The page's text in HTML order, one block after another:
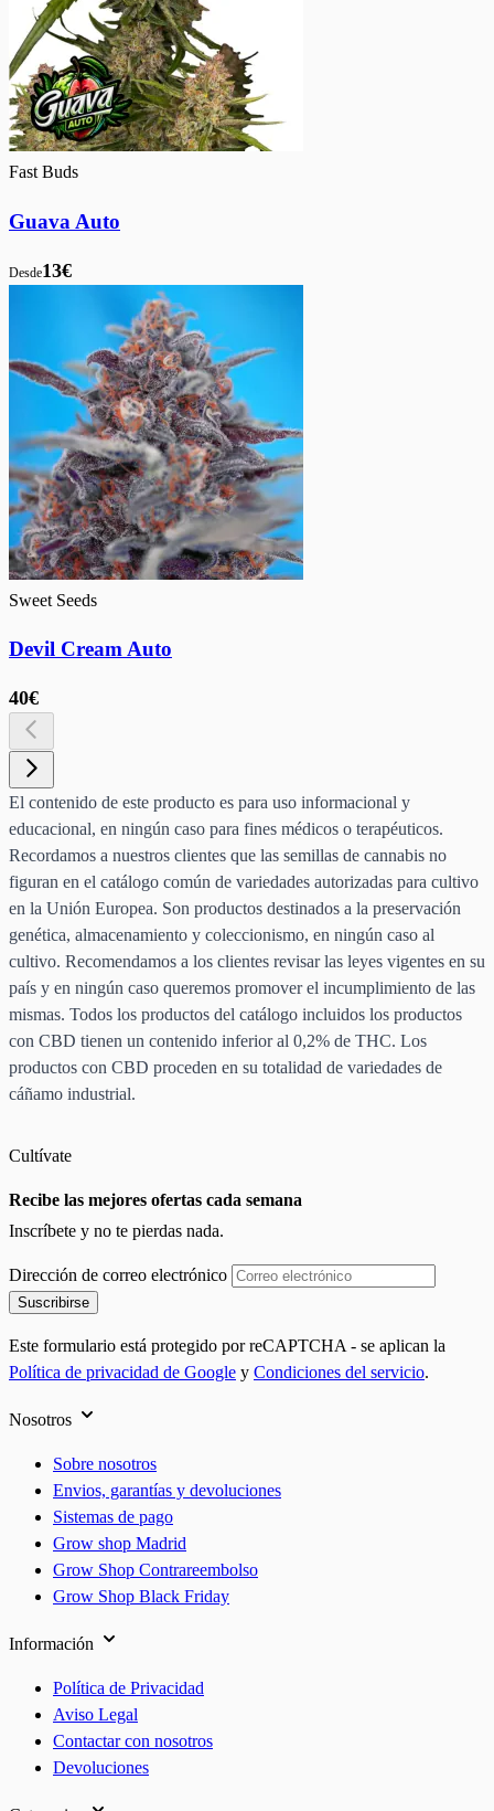
Fast Buds
Guava Auto
Desde13€
Sweet Seeds
Devil Cream Auto
40€
El contenido de este producto es para uso informacional y
educacional, en ningún caso para fines médicos o terapéuticos.
Recordamos a nuestros clientes que las semillas de cannabis no
figuran en el catálogo común de variedades autorizadas para cultivo
en la Unión Europea. Son productos destinados a la preservación
genética, almacenamiento y coleccionismo, en ningún caso al
cultivo. Recomendamos a los clientes revisar las leyes vigentes en su
país y en ningún caso queremos promover el incumplimiento de las
mismas. Todos los productos del catálogo incluidos los productos
con CBD tienen un contenido inferior al 0,2% de THC. Los
productos con CBD proceden en su totalidad de variedades de
cáñamo industrial.
Cultívate
Recibe las mejores ofertas cada semana
Inscríbete y no te pierdas nada.
Dirección de correo electrónico
Suscribirse
Este formulario está protegido por reCAPTCHA - se aplican la
Política de privacidad de Google y Condiciones del servicio.
Nosotros
Sobre nosotros
Envios, garantías y devoluciones
Sistemas de pago
Grow shop Madrid
Grow Shop Contrareembolso
Grow Shop Black Friday
Información
Política de Privacidad
Aviso Legal
Contactar con nosotros
Devoluciones